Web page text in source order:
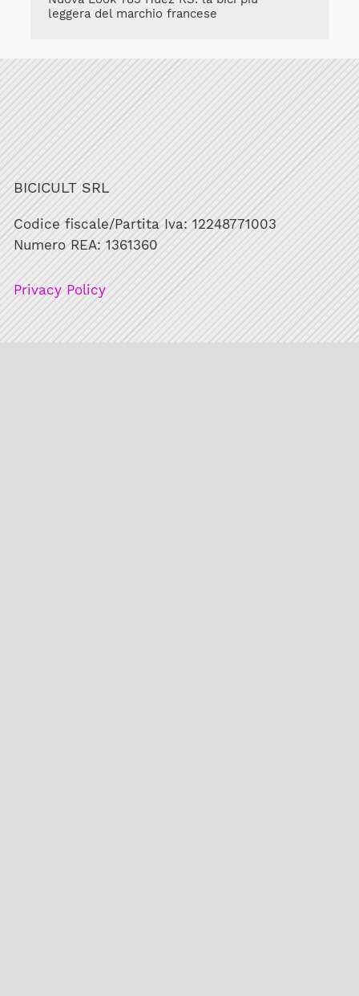
leggera del marchio francese
BICICULT SRL
Codice fiscale/Partita Iva: 12248771003
Numero REA: 1361360
Privacy Policy